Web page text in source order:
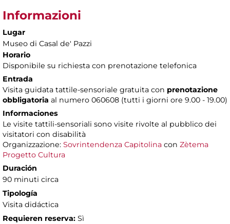
Informazioni
Lugar
Museo di Casal de' Pazzi
Horario
Disponibile su richiesta con prenotazione telefonica
Entrada
Visita guidata tattile-sensoriale gratuita con prenotazione
obbligatoria al numero 060608 (tutti i giorni ore 9.00 - 19.00)
Informaciones
Le visite tattili-sensoriali sono visite rivolte al pubblico dei
visitatori con disabilità
Organizzazione: Sovrintendenza Capitolina con Zètema
Progetto Cultura
Duración
90 minuti circa
Tipología
Visita didáctica
Requieren reserva: Sì